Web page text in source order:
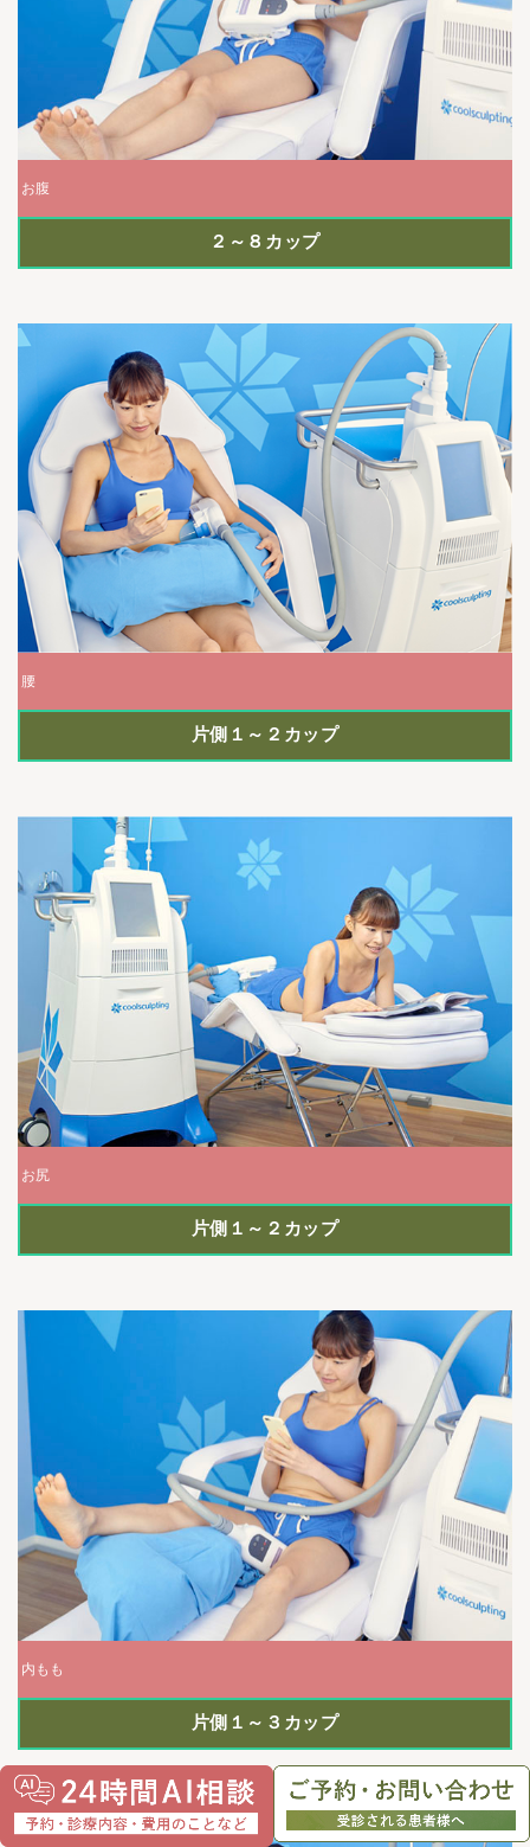
お腹
２～８カップ
腰
片側１～２カップ
お尻
片側１～２カップ
内もも
片側１～３カップ